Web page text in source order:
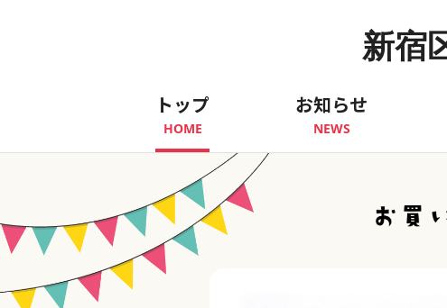
新宿
トップ
HOME
お知らせ
NEWS